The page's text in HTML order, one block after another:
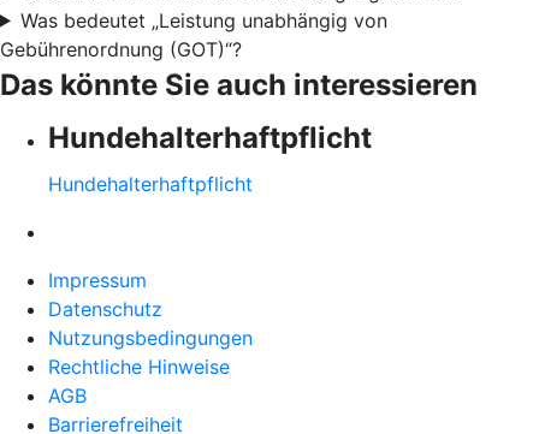
Was bedeutet „Leistung unabhängig von
Gebührenordnung (GOT)“?
Das könnte Sie auch interessieren
Hundehalter­haftpflicht
Hundehalter­haftpflicht
Impressum
Datenschutz
Nutzungsbedingungen
Rechtliche Hinweise
AGB
Barrierefreiheit